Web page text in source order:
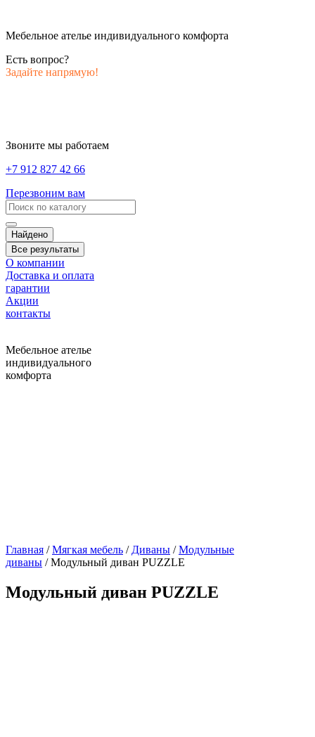
Мебельное ателье индивидуального комфорта
Есть вопрос?
Задайте напрямую!
Звоните мы работаем
+7 912 827 42 66
Перезвоним вам
Найдено
Все результаты
О компании
Доставка и оплата
гарантии
Акции
контакты
Мебельное ателье
индивидуального
комфорта
Главная /Мягкая мебель / Диваны /Модульные
диваны / Модульный диван PUZZLE
Модульный диван PUZZLE